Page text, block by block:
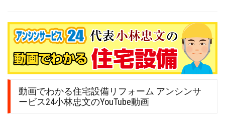
動画でわかる住宅設備リフォーム アンシンサ
ービス24小林忠文のYouTube動画